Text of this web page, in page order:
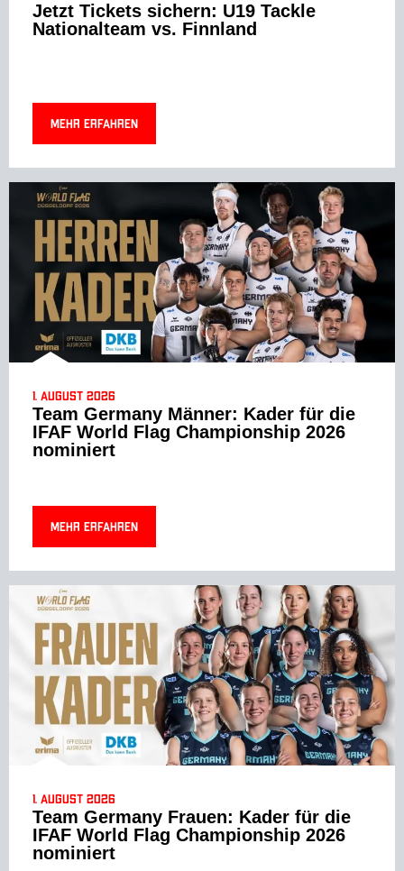
Jetzt Tickets sichern: U19 Tackle
Nationalteam vs. Finnland
Mehr erfahren
1. August 2026
Team Germany Männer: Kader für die
IFAF World Flag Championship 2026
nominiert
Mehr erfahren
1. August 2026
Team Germany Frauen: Kader für die
IFAF World Flag Championship 2026
nominiert